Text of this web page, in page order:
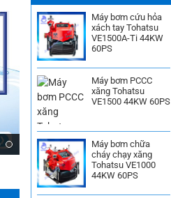
Máy bơm nước Ebara
Máy bơm cứu hỏa
xách tay Tohatsu
VE1500A-Ti 44KW
60PS
Máy bơm PCCC
xăng Tohatsu
VE1500 44KW 60PS
Máy bơm chữa
cháy chạy xăng
Tohatsu VE1000
44KW 60PS